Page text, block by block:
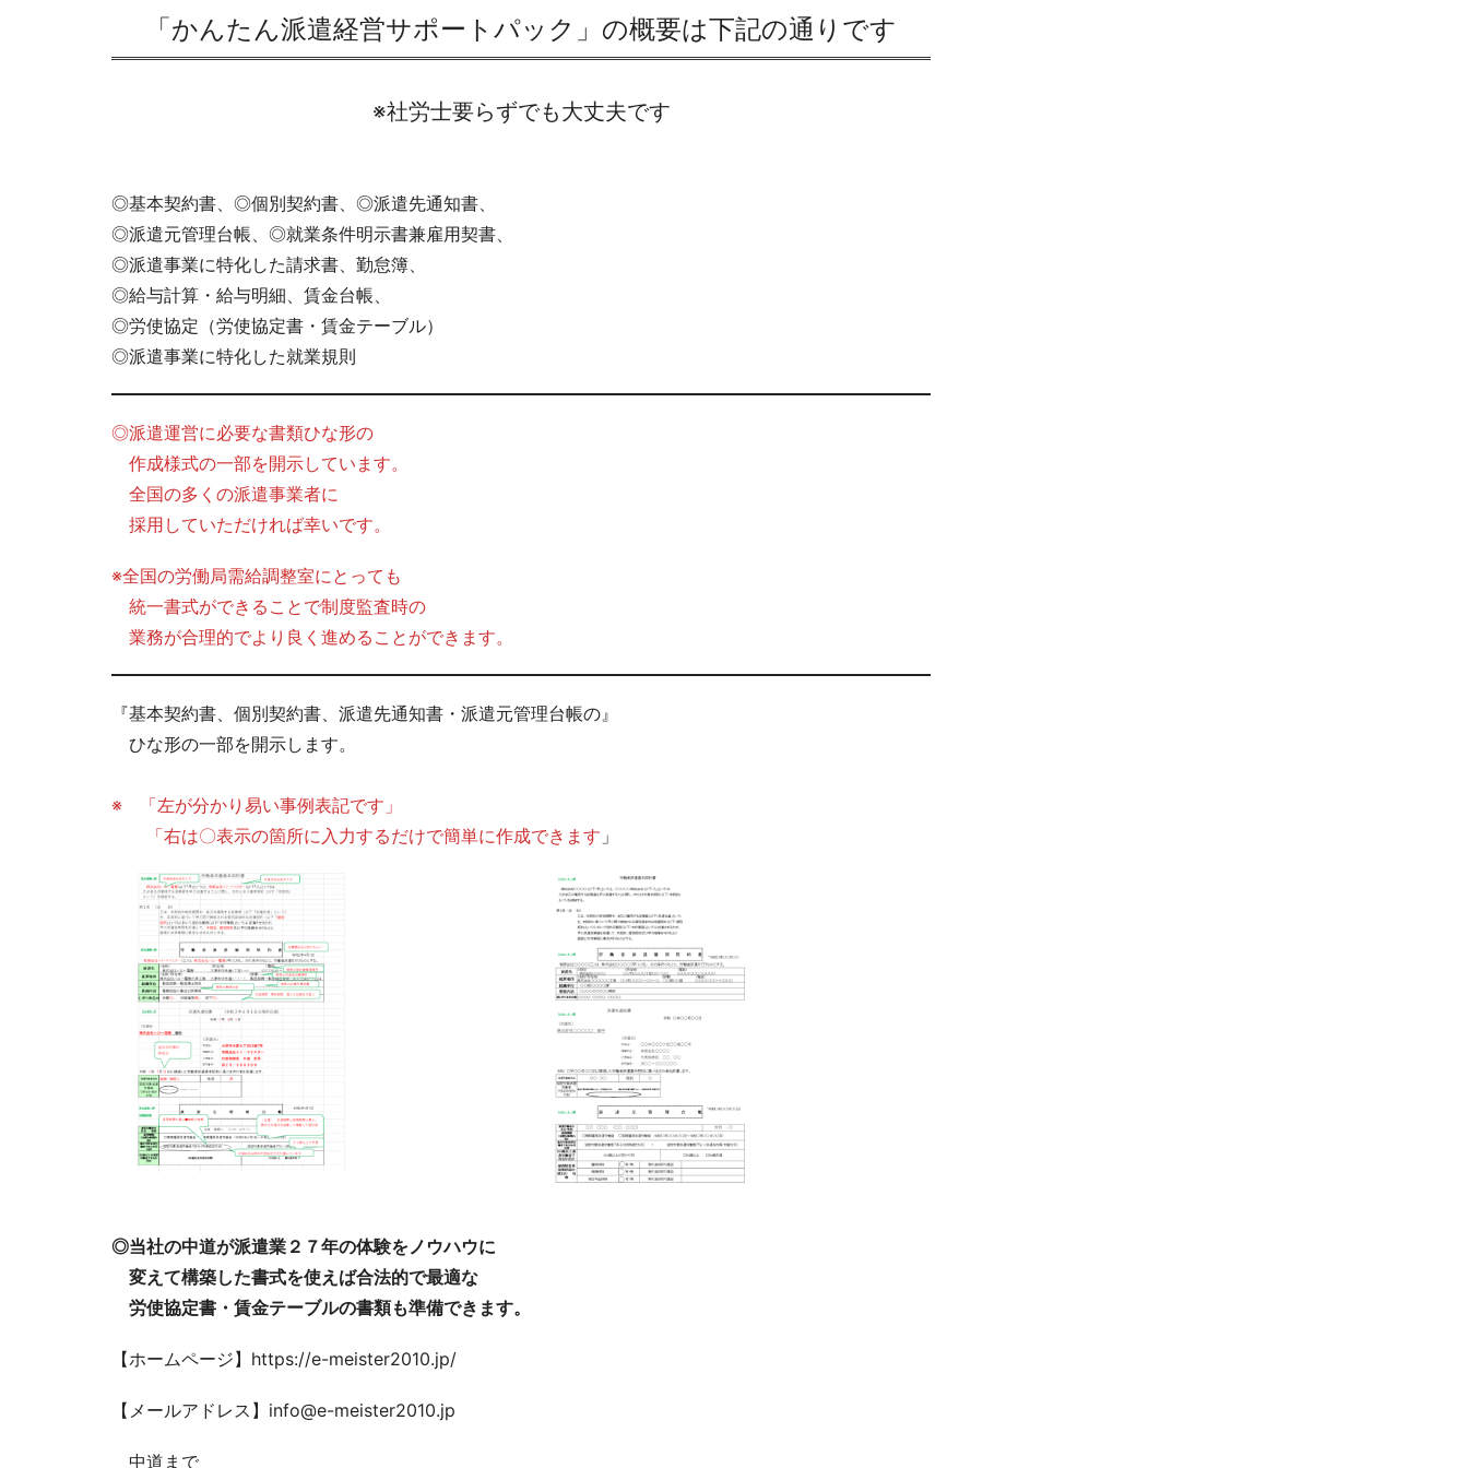
「かんたん派遣経営サポートパック」の概要は下記の通りです
※社労士要らずでも大丈夫です
◎基本契約書、◎個別契約書、◎派遣先通知書、
◎派遣元管理台帳、◎就業条件明示書兼雇用契書、
◎派遣事業に特化した請求書、勤怠簿、
◎給与計算・給与明細、賃金台帳、
◎労使協定（労使協定書・賃金テーブル）
◎派遣事業に特化した就業規則
◎派遣運営に必要な書類ひな形の
作成様式の一部を開示しています。
全国の多くの派遣事業者に
採用していただければ幸いです。
※全国の労働局需給調整室にとっても
統一書式ができることで制度監査時の
業務が合理的でより良く進めることができます。
『基本契約書、個別契約書、派遣先通知書・派遣元管理台帳の』
ひな形の一部を開示します。
※ 「左が分かり易い事例表記です」
「右は〇表示の箇所に入力するだけで簡単に作成できます 」
◎当社の中道が派遣業２７年の体験をノウハウに
変えて構築した書式を使えば合法的で最適な
労使協定書・賃金テーブルの書類も準備できます。
【ホームページ】https://e-meister2010.jp/
【メールアドレス】info@e-meister2010.jp
中道まで